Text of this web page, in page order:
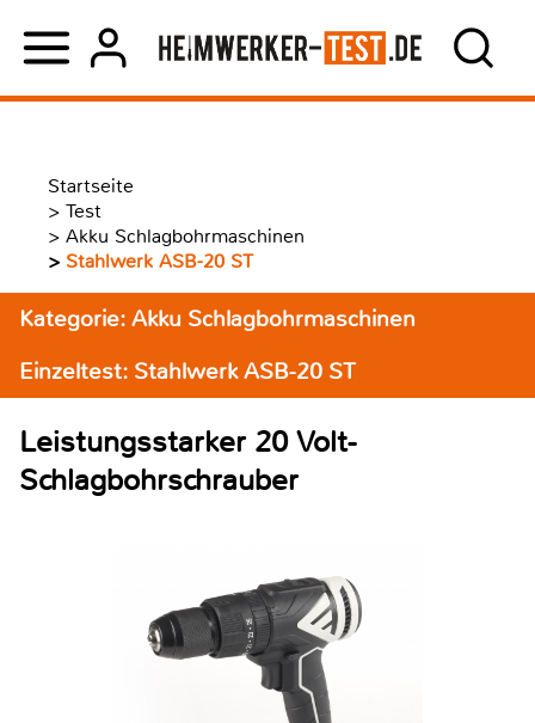
Startseite
> Test
> Akku Schlagbohrmaschinen
> Stahlwerk ASB-20 ST
Kategorie: Akku Schlagbohrmaschinen
Einzeltest: Stahlwerk ASB-20 ST
Leistungsstarker 20 Volt-
Schlagbohrschrauber